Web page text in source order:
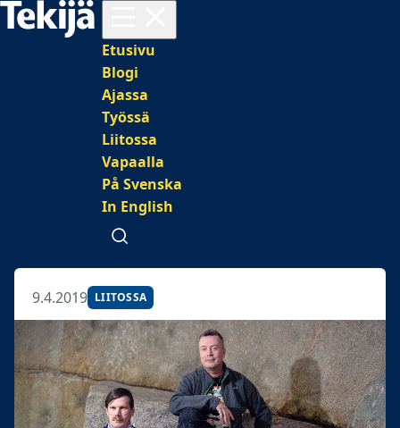
Päävalikko
Etusivu
Blogi
Ajassa
Työssä
Liitossa
Vapaalla
På Svenska
In English
Avaa haku
9.4.2019 LIITOSSA